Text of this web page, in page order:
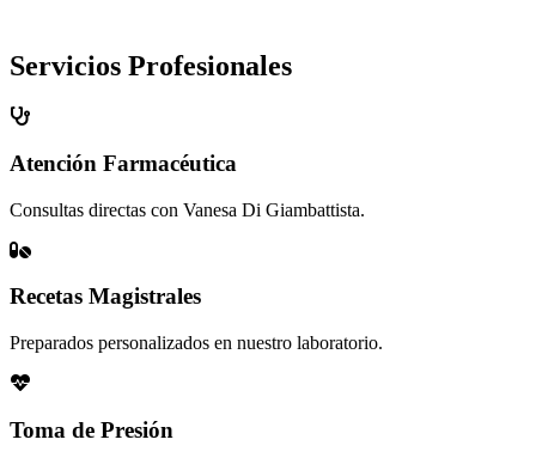
Servicios Profesionales
Atención Farmacéutica
Consultas directas con Vanesa Di Giambattista.
Recetas Magistrales
Preparados personalizados en nuestro laboratorio.
Toma de Presión